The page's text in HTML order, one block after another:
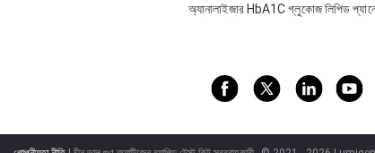
অ্যানালাইজার HbA1C গ্লুকোজ লিপিড